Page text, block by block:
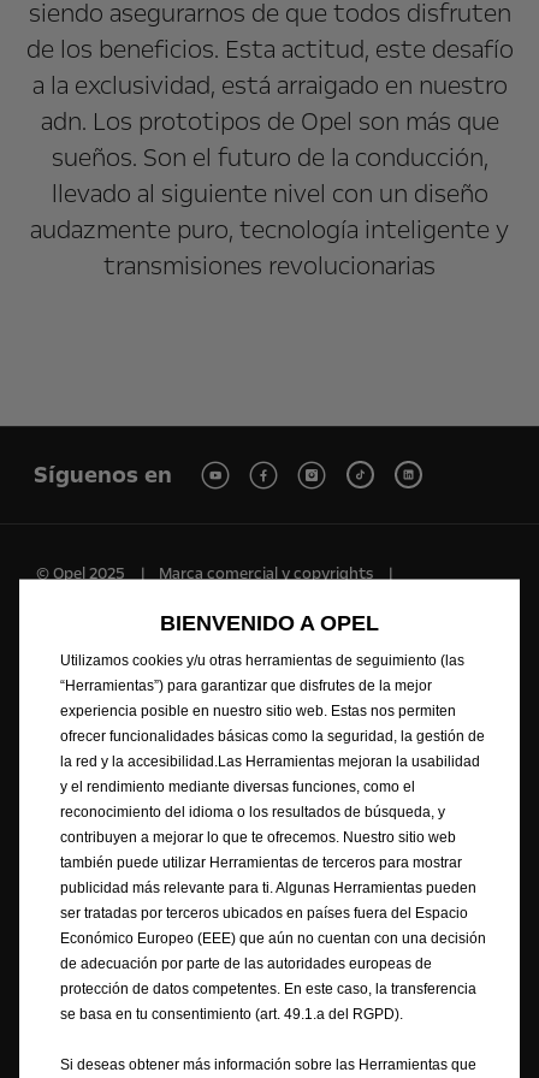
siendo asegurarnos de que todos disfruten
de los beneficios. Esta actitud, este desafío
a la exclusividad, está arraigado en nuestro
adn. Los prototipos de Opel son más que
sueños. Son el futuro de la conducción,
llevado al siguiente nivel con un diseño
audazmente puro, tecnología inteligente y
transmisiones revolucionarias
Síguenos en
© Opel 2025
Marca comercial y copyrights
Datos de consumo
Información legal
Reciclaje
FAQ
Contacta con nosotros
Opel Internacional
Declaración de Conformidad
Preferencias de Cookies
Accesibilidad
Opel realiza todos los esfuerzos necesarios para garantizar que la
información contenida en el Sitio sea correcta y esté actualizada. Opel
garantiza la exactitud, exhaustividad y veracidad de los precios de los
vehículos ofertados. La información mostrada puede diferir de las
mostrado puede no estar disponible en algunos países o solo puede
estarlo opcionalmente con un coste adicional. Opel se reserva el derecho
de modificar en cualquier momento las especificaciones del producto.
Para obtener la información más actual contacte con su Distribuidor
Opel.
Los textos e imágenes pueden referirse o mostrar equipamiento opcional
BIENVENIDO A OPEL
Utilizamos cookies y/u otras herramientas de seguimiento (las
“Herramientas”) para garantizar que disfrutes de la mejor
experiencia posible en nuestro sitio web. Estas nos permiten
ofrecer funcionalidades básicas como la seguridad, la gestión de
la red y la accesibilidad.Las Herramientas mejoran la usabilidad
y el rendimiento mediante diversas funciones, como el
reconocimiento del idioma o los resultados de búsqueda, y
contribuyen a mejorar lo que te ofrecemos. Nuestro sitio web
también puede utilizar Herramientas de terceros para mostrar
publicidad más relevante para ti. Algunas Herramientas pueden
ser tratadas por terceros ubicados en países fuera del Espacio
Económico Europeo (EEE) que aún no cuentan con una decisión
de adecuación por parte de las autoridades europeas de
protección de datos competentes. En este caso, la transferencia
se basa en tu consentimiento (art. 49.1.a del RGPD).
Si deseas obtener más información sobre las Herramientas que